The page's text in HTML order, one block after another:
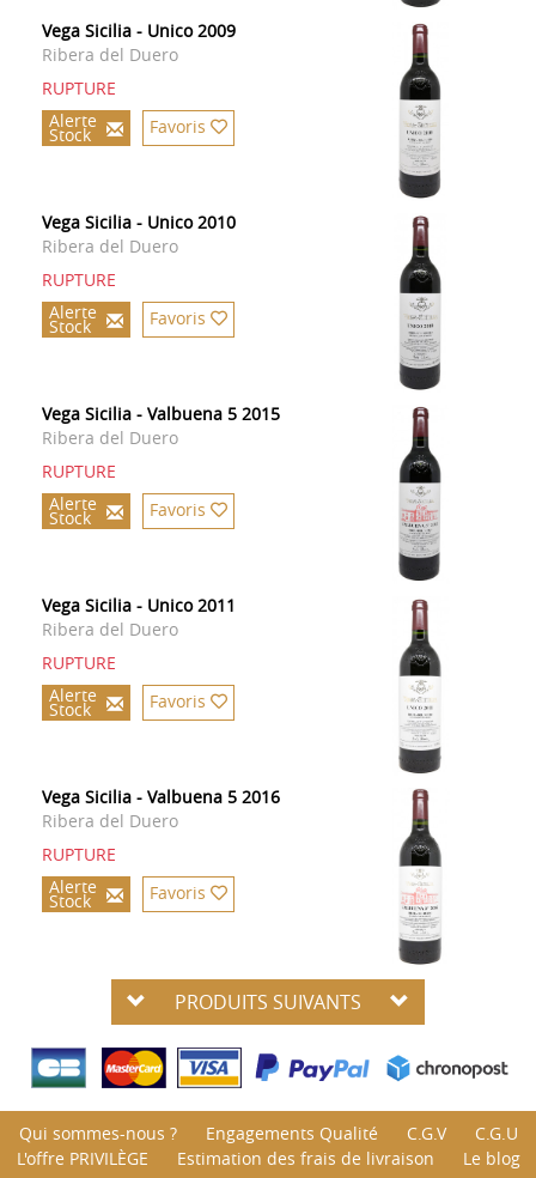
Vega Sicilia - Unico 2009
Ribera del Duero
RUPTURE
Alerte
Stock Favoris
Vega Sicilia - Unico 2010
Ribera del Duero
RUPTURE
Alerte
Stock Favoris
Vega Sicilia - Valbuena 5 2015
Ribera del Duero
RUPTURE
Alerte
Stock Favoris
Vega Sicilia - Unico 2011
Ribera del Duero
RUPTURE
Alerte
Stock Favoris
Vega Sicilia - Valbuena 5 2016
Ribera del Duero
RUPTURE
Alerte
Stock Favoris
PRODUITS SUIVANTS
Qui sommes-nous ? Engagements Qualité C.G.V
C.G.U
L'offre PRIVILÈGE
Estimation des frais de livraison
Le blog